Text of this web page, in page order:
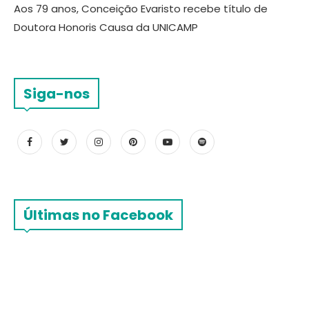
Aos 79 anos, Conceição Evaristo recebe título de
Doutora Honoris Causa da UNICAMP
Siga-nos
Últimas no Facebook